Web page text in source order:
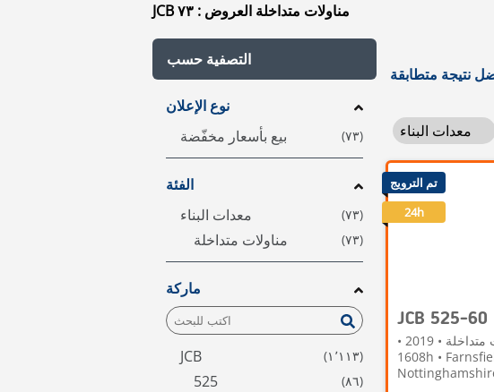
JCB مناولات متداخلة العروض : ٧٣
التصفية حسب
نوع الإعلان
بيع بأسعار مخفّضة
الفئة
معدات البناء
مناولات متداخلة
ماركة
JCB
525
JCB 525-60
مناولات متداخلة • 2019 •
1608h • Farnsfield،
تم الترويج
24h